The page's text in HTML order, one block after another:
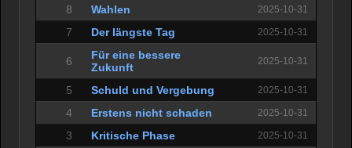
8 Wahlen 2025-10-31
7 Der längste Tag 2025-10-31
6
Für eine bessere
Zukunft
2025-10-31
5 Schuld und Vergebung 2025-10-31
4 Erstens nicht schaden 2025-10-31
3 Kritische Phase 2025-10-31